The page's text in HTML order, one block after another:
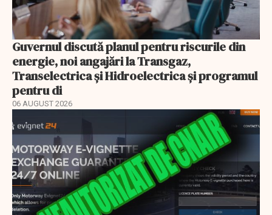
Guvernul discută planul pentru riscurile din
energie, noi angajări la Transgaz,
Transelectrica și Hidroelectrica și programul
pentru di
06 AUGUST 2026